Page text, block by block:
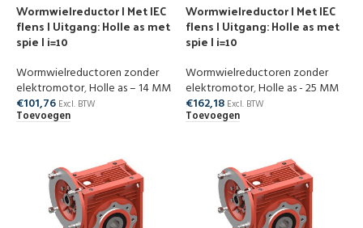
Wormwielreductor | Met IEC
flens | Uitgang: Holle as met
spie | i=10
Wormwielreductoren zonder
elektromotor,Holle as – 14 MM
€101,76 Excl. BTW
Toevoegen
Wormwielreductor | Met IEC
flens | Uitgang: Holle as met
spie | i=10
Wormwielreductoren zonder
elektromotor,Holle as - 25 MM
€162,18 Excl. BTW
Toevoegen